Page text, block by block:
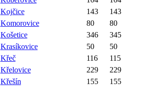
Kojčice
143
143
Komorovice
80
80
Košetice
346
345
Krasíkovice
50
50
Křeč
116
115
Křelovice
229
229
Křešín
155
155